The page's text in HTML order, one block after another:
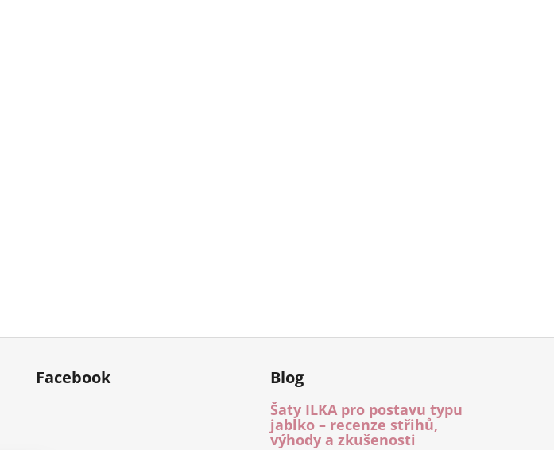
Facebook Blog
Šaty ILKA pro postavu typu
jablko – recenze střihů,
výhody a zkušenosti